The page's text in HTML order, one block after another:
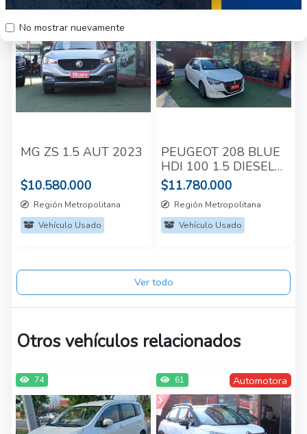
No mostrar nuevamente
Automotora
57
MG ZS 1.5 AUT 2023
$10.580.000
Región Metropolitana
Vehículo Usado
Automotora
47
PEUGEOT 208 BLUE
HDI 100 1.5 DIESEL
2022
$11.780.000
Región Metropolitana
Vehículo Usado
Ver todo
Otros vehículos relacionados
74 Automotora
61